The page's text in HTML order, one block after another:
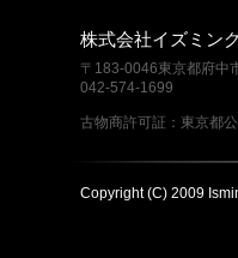
株式会社イズミン
〒183-0046東京都府中
042-574-1699
古物商許可証：東京都
Copyright (C) 2009